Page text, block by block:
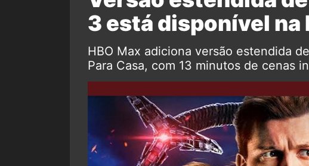
3 está disponível na
HBO Max adiciona versão estendida
Para Casa, com 13 minutos de cenas